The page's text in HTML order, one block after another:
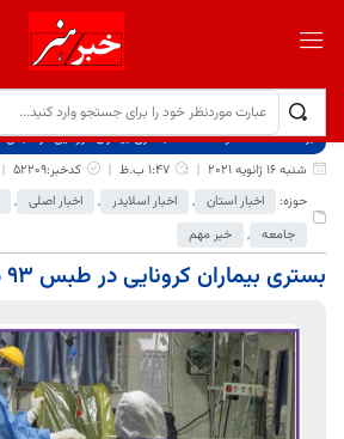
برگ نخست نوشته‌ها
بستری بیماران کرونایی در طبس ۹۳ درصد کاهش یافت
شنبه 16 ژانویه 2021
1:47 ب.ظ
کدخبر:52209
حوزه:
اخبار استان , اخبار اسلایدر , اخبار اصلی ,
جامعه , خبر مهم
بستری بیماران کرونایی در طبس ۹۳ درصد کاهش یافت